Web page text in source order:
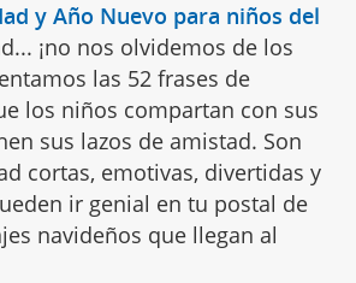
y Año Nuevo para niños del
¡no nos olvidemos de los
las 52 frases de
los niños compartan con sus
sus lazos de amistad. Son
cortas, emotivas, divertidas y
ir genial en tu postal de
navideños que llegan al